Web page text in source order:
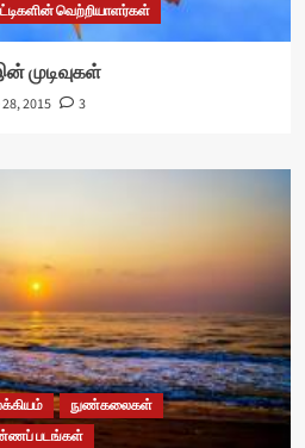
வெற்றியாளர்கள்
முடிவுகள்
2015 3
நுண்கலைகள்
படங்கள்